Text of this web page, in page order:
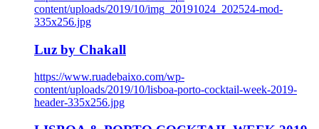
content/uploads/2019/10/img_20191024_202524-mod-
335x256.jpg
Luz by Chakall
https://www.ruadebaixo.com/wp-
content/uploads/2019/10/lisboa-porto-cocktail-week-2019-
header-335x256.jpg